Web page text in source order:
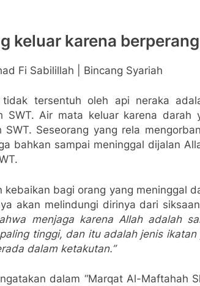
keluar karena
tersentuh oleh api neraka
SWT. Air mata keluar karena darah
SWT. Seseorang yang rela
bahkan sampai meninggal dijalan
kebaikan bagi orang yang meninggal
akan melindungi dirinya dari
menjaga karena Allah adalah
tinggi, dan itu adalah jenis
dalam ketakutan.”
dalam “Marqat Al-Maftahah